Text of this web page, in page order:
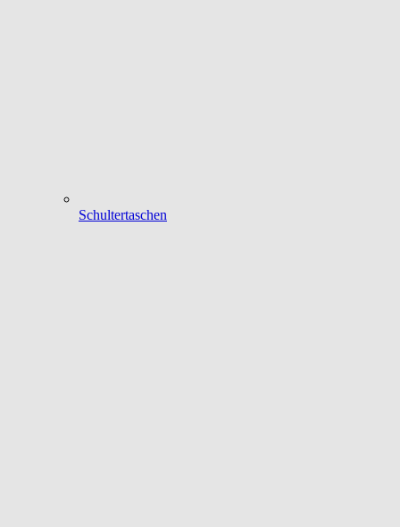
Schultertaschen